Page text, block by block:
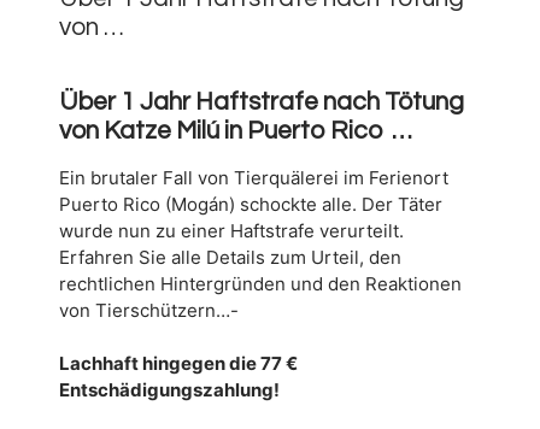
von …
Über 1 Jahr Haftstrafe nach Tötung
von Katze Milú in Puerto Rico …
Ein brutaler Fall von Tierquälerei im Ferienort
Puerto Rico (Mogán) schockte alle. Der Täter
wurde nun zu einer Haftstrafe verurteilt.
Erfahren Sie alle Details zum Urteil, den
rechtlichen Hintergründen und den Reaktionen
von Tierschützern…-
Lachhaft hingegen die 77 €
Entschädigungszahlung!